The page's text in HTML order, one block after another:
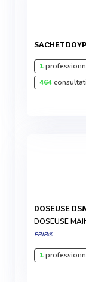
SACHET
1
464
DOSEUSE
DOSEUSE
ERIB®
1